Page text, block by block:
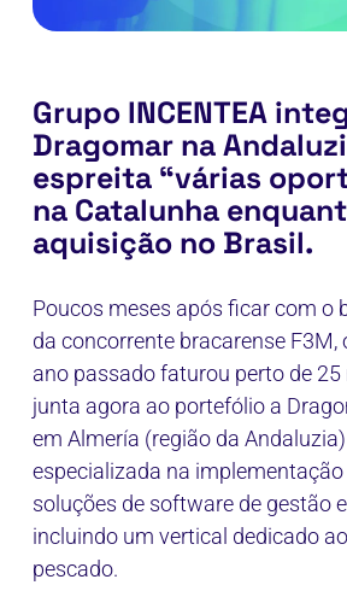
Grupo INCENTEA
Dragomar na
espreita “várias
na Catalunha
aquisição no Brasil.
Poucos meses após ficar com o
da concorrente bracarense F3M,
ano passado faturou perto de 25
junta agora ao portefólio a
em Almería (região da
especializada na
soluções de software de gestão
incluindo um vertical dedicado
pescado.